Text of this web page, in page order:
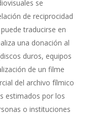
se
de reciprocidad
traducirse en
una donación al
duros, equipos
de un filme
del archivo fílmico
estimados por los
o instituciones